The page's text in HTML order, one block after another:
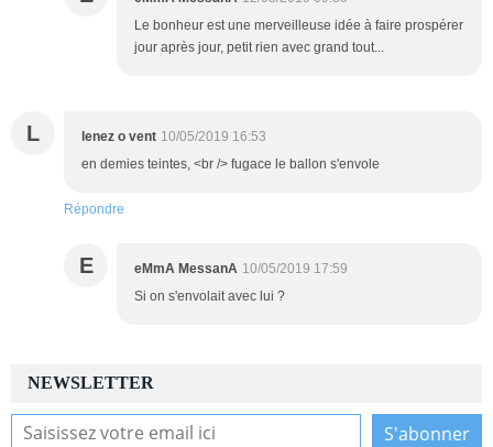
Le bonheur est une merveilleuse idée à faire prospérer
jour après jour, petit rien avec grand tout...
L lenez o vent 10/05/2019 16:53
en demies teintes, <br /> fugace le ballon s'envole
Répondre
E eMmA MessanA 10/05/2019 17:59
Si on s'envolait avec lui ?
NEWSLETTER